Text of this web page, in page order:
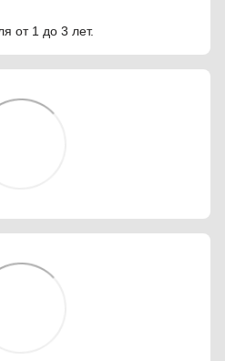
от 1 до 3 лет.